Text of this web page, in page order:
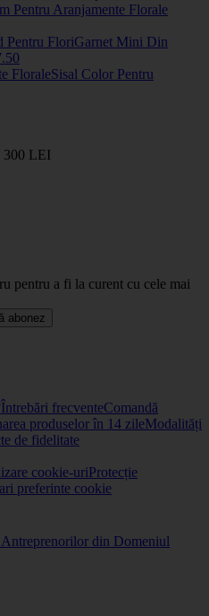
Pentru Aranjamente Florale
Garnet Mini Din
.50
Sisal Color Pentru
LEI
pentru a fi la curent cu cele mai
abonez
Întrebări frecventeComandă
produselor în 14 zileModalități
de fidelitate
cookie-uriProtecție
preferinte cookie